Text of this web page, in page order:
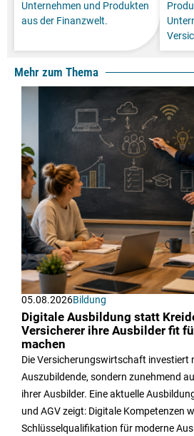
Unternehmen und Produkten
aus der Finanzwelt.
Mehr zum Thema
05.08.2026Bildung
Digitale Ausbildung statt
Versicherer ihre Ausbilder fit
machen
Die Versicherungswirtschaft investiert
Auszubildende, sondern zunehmend
ihrer Ausbilder. Eine aktuelle
und AGV zeigt: Digitale Kompetenzen
Schlüsselqualifikation für moderne